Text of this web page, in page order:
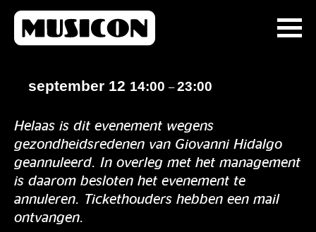
september 12 14:00 –23:00
Helaas is dit evenement wegens
gezondheidsredenen van Giovanni Hidalgo
geannuleerd. In overleg met het management
is daarom besloten het evenement te
annuleren. Tickethouders hebben een mail
ontvangen.